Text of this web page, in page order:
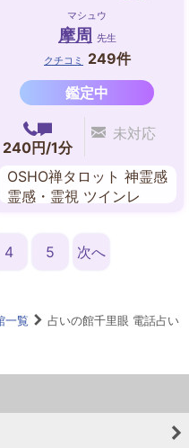
マシュウ
摩周 先生
クチコミ
249件
鑑定中
240円/1分
未対応
OSHO禅タロット 神霊感
霊感・霊視 ツインレ
世鑑定 ペンジュラム
4 5 次へ
一覧
占いの館千里眼 電話占い